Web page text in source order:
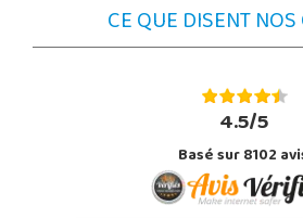
CE QUE DISENT
4.5/5
Basé sur 8102